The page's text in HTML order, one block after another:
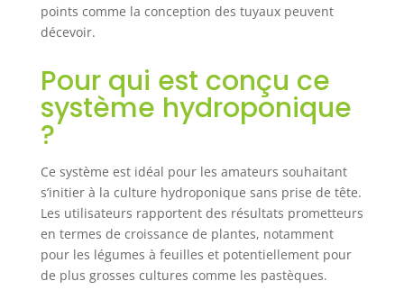
L/min. La pompe à
air et les pierres à
fournissent
suffisamment
d'oxygène à
garantissant que
les racines sont
immergées dans
une eau riche en
nutriments et en
oxygène pour un
points comme la conception des tuyaux peuvent
décevoir.
Pour qui est conçu ce
système hydroponique
?
Ce système est idéal pour les amateurs souhaitant
s’initier à la culture hydroponique sans prise de tête.
Les utilisateurs rapportent des résultats prometteurs
en termes de croissance de plantes, notamment
pour les légumes à feuilles et potentiellement pour
de plus grosses cultures comme les pastèques.